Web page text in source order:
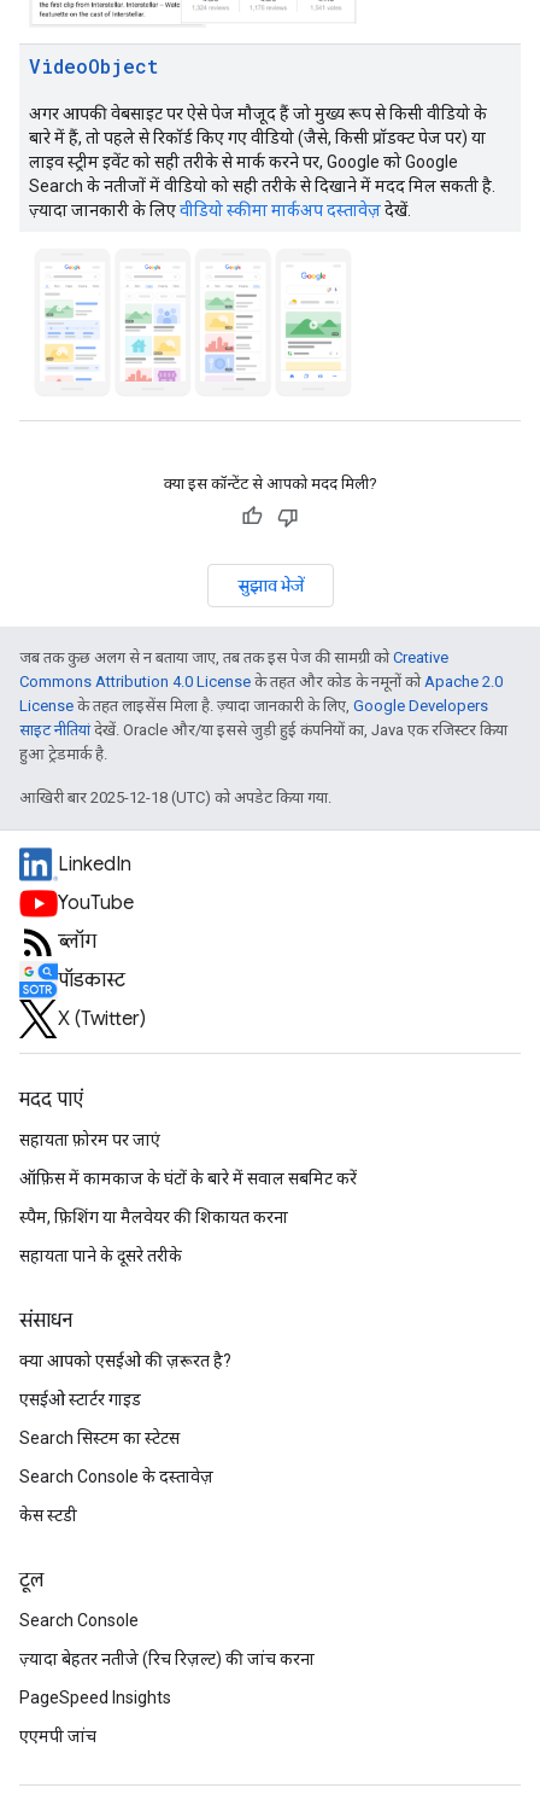
VideoObject
अगर आपकी वेबसाइट पर ऐसे पेज मौजूद हैं जो मुख्य रूप से किसी वीडियो के
बारे में हैं, तो पहले से रिकॉर्ड किए गए वीडियो (जैसे, किसी प्रॉडक्ट पेज पर) या
लाइव स्ट्रीम इवेंट को सही तरीके से मार्क करने पर, Google को Google
Search के नतीजों में वीडियो को सही तरीके से दिखाने में मदद मिल सकती है.
ज़्यादा जानकारी के लिएवीडियो स्कीमा मार्कअप दस्तावेज़देखें.
क्या इस कॉन्टेंट से आपको मदद मिली?
सुझाव भेजें
जब तक कुछ अलग से न बताया जाए, तब तक इस पेज की सामग्री कोCreative
Commons Attribution 4.0 License के तहत और कोड के नमूनों कोApache 2.0
License के तहत लाइसेंस मिला है. ज़्यादा जानकारी के लिए, Google Developers
साइट नीतियांदेखें. Oracle और/या इससे जुड़ी हुई कंपनियों का, Java एक रजिस्टर किया
हुआ ट्रेडमार्क है.
आखिरी बार 2025-12-18 (UTC) को अपडेट किया गया.
LinkedIn
YouTube
ब्लॉग
पॉडकास्ट
X (Twitter)
मदद पाएं
सहायता फ़ोरम पर जाएं
ऑफ़िस में कामकाज के घंटों के बारे में सवाल सबमिट करें
स्पैम, फ़िशिंग या मैलवेयर की शिकायत करना
सहायता पाने के दूसरे तरीके
संसाधन
क्या आपको एसईओ की ज़रूरत है?
एसईओ स्टार्टर गाइड
Search सिस्टम का स्टेटस
Search Console के दस्तावेज़
केस स्टडी
टूल
Search Console
ज़्यादा बेहतर नतीजे (रिच रिज़ल्ट) की जांच करना
PageSpeed Insights
एएमपी जांच